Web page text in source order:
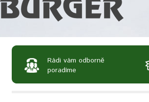
Rádi vám odborně
poradíme